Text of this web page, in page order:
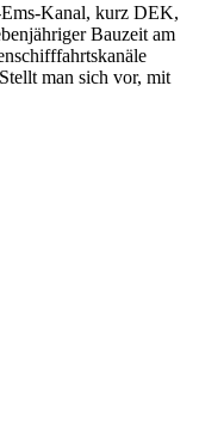
Kanal, kurz DEK,
Bauzeit am
man sich vor, mit